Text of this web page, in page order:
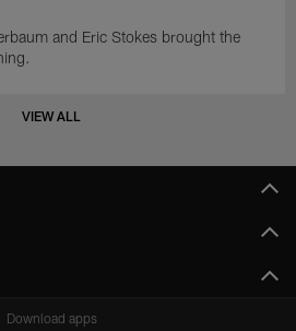
and Eric Stokes brought the
VIEW ALL
Download apps